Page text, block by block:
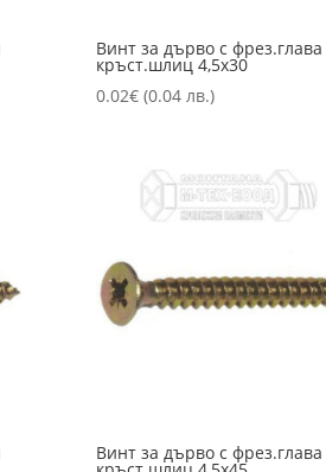
Винт за дърво с
кръст.шлиц 4,5х30
0.02€ (0.04 лв.)
Винт за дърво с